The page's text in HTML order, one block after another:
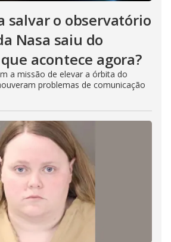
salvar o observatório
Nasa saiu do
acontece agora?
a missão de elevar a órbita do
problemas de comunicação